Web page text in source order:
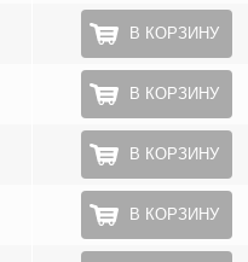
В КОРЗИНУ
В КОРЗИНУ
В КОРЗИНУ
В КОРЗИНУ